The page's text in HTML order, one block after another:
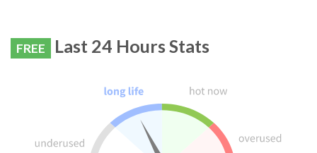
FREE Last 24 Hours Stats